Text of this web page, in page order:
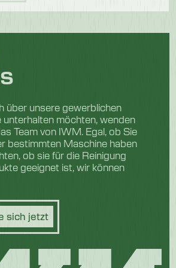
über unsere gewerblichen
möchten, wenden
Team von IWM. Egal, ob Sie
bestimmten Maschine haben
ob sie für die Reinigung
geeignet ist, wir können
sich jetzt